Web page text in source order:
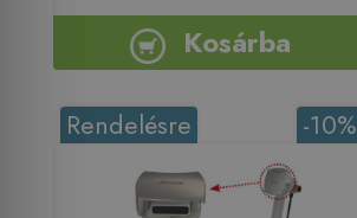
Kosárba
-10%
Rendelésre